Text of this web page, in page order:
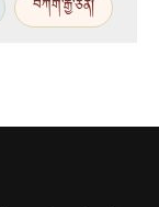
བཀག་རྒྱ་ཅན།